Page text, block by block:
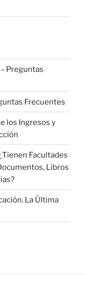
– Preguntas
Frecuentes
los Ingresos y
Facultades
Libros
La Última